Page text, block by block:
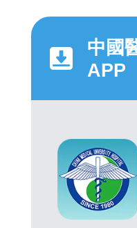
中國
APP